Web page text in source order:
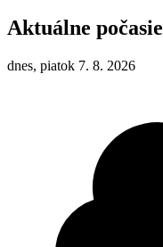
Aktuálne počasie
dnes, piatok 7. 8. 2026